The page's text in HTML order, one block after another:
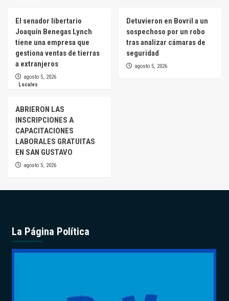
El senador libertario
Joaquín Benegas Lynch
tiene una empresa que
gestiona ventas de tierras
a extranjeros
agosto 5, 2026
Detuvieron en Bovril a un
sospechoso por un robo
tras analizar cámaras de
seguridad
agosto 5, 2026
Locales
ABRIERON LAS
INSCRIPCIONES A
CAPACITACIONES
LABORALES GRATUITAS
EN SAN GUSTAVO
agosto 5, 2026
La Página Política